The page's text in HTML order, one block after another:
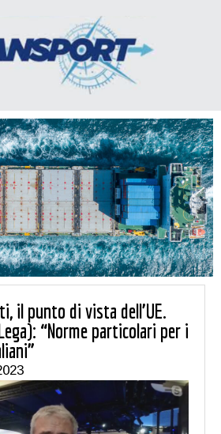
il punto di vista dell’UE.
“Norme particolari per i